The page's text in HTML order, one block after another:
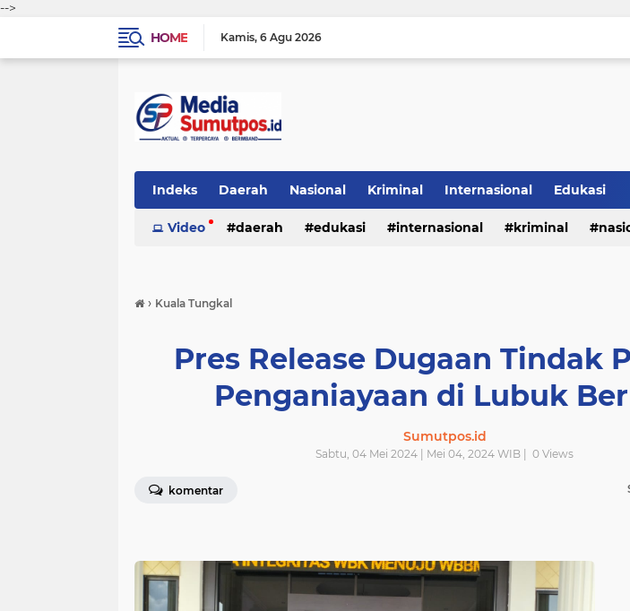
-->
HOME
Kamis 6 Agu 2026
Indeks Daerah Nasional Kriminal Internasional Edukasi
Video daerah edukasi internasional kriminal
› Kuala Tungkal
Pres Release Dugaan Tindak
Penganiayaan di Lubuk
Sumutpos.id
Sabtu, 04 Mei 2024 | Mei 04, 2024 WIB | 0 Views
komentar